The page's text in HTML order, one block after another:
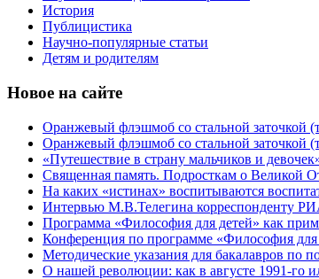
История
Публицистика
Научно-популярные статьи
Детям и родителям
Новое на сайте
Оранжевый флэшмоб со стальной заточкой
Оранжевый флэшмоб со стальной заточкой
«Путешествие в страну мальчиков и
Священная память. Подросткам о Великой
На каких «истинах» воспитываются
Интервью М.В.Телегина корреспонденту
Программа «Философия для детей» как
Конференция по программе «Философия
Методические указания для бакалавров по
О нашей революции: как в августе 1991-го